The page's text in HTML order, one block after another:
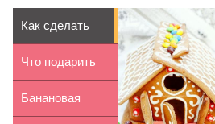
Как сделать
пряничный
домик сво...
Что подарить
мужчине на
Банановая